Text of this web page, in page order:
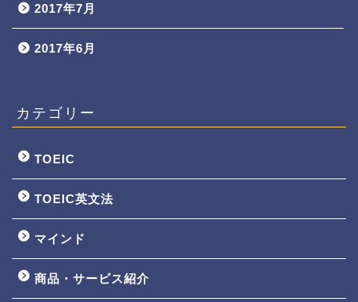
2017年7月
2017年6月
カテゴリー
TOEIC
TOEIC英文法
マインド
商品・サービス紹介